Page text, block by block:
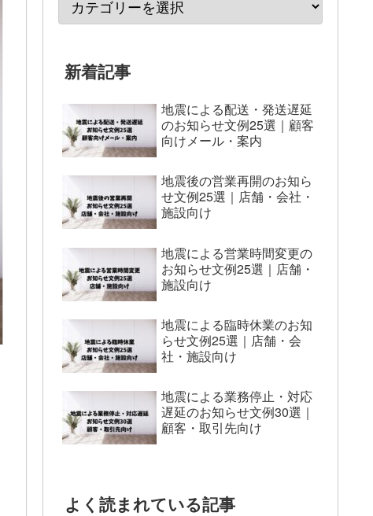
新着記事
地震による配送・発送遅延
のお知らせ文例25選｜顧客
向けメール・案内
地震後の営業再開のお知ら
せ文例25選｜店舗・会社・
施設向け
地震による営業時間変更の
お知らせ文例25選｜店舗・
施設向け
地震による臨時休業のお知
らせ文例25選｜店舗・会
社・施設向け
地震による業務停止・対応
遅延のお知らせ文例30選｜
顧客・取引先向け
よく読まれている記事